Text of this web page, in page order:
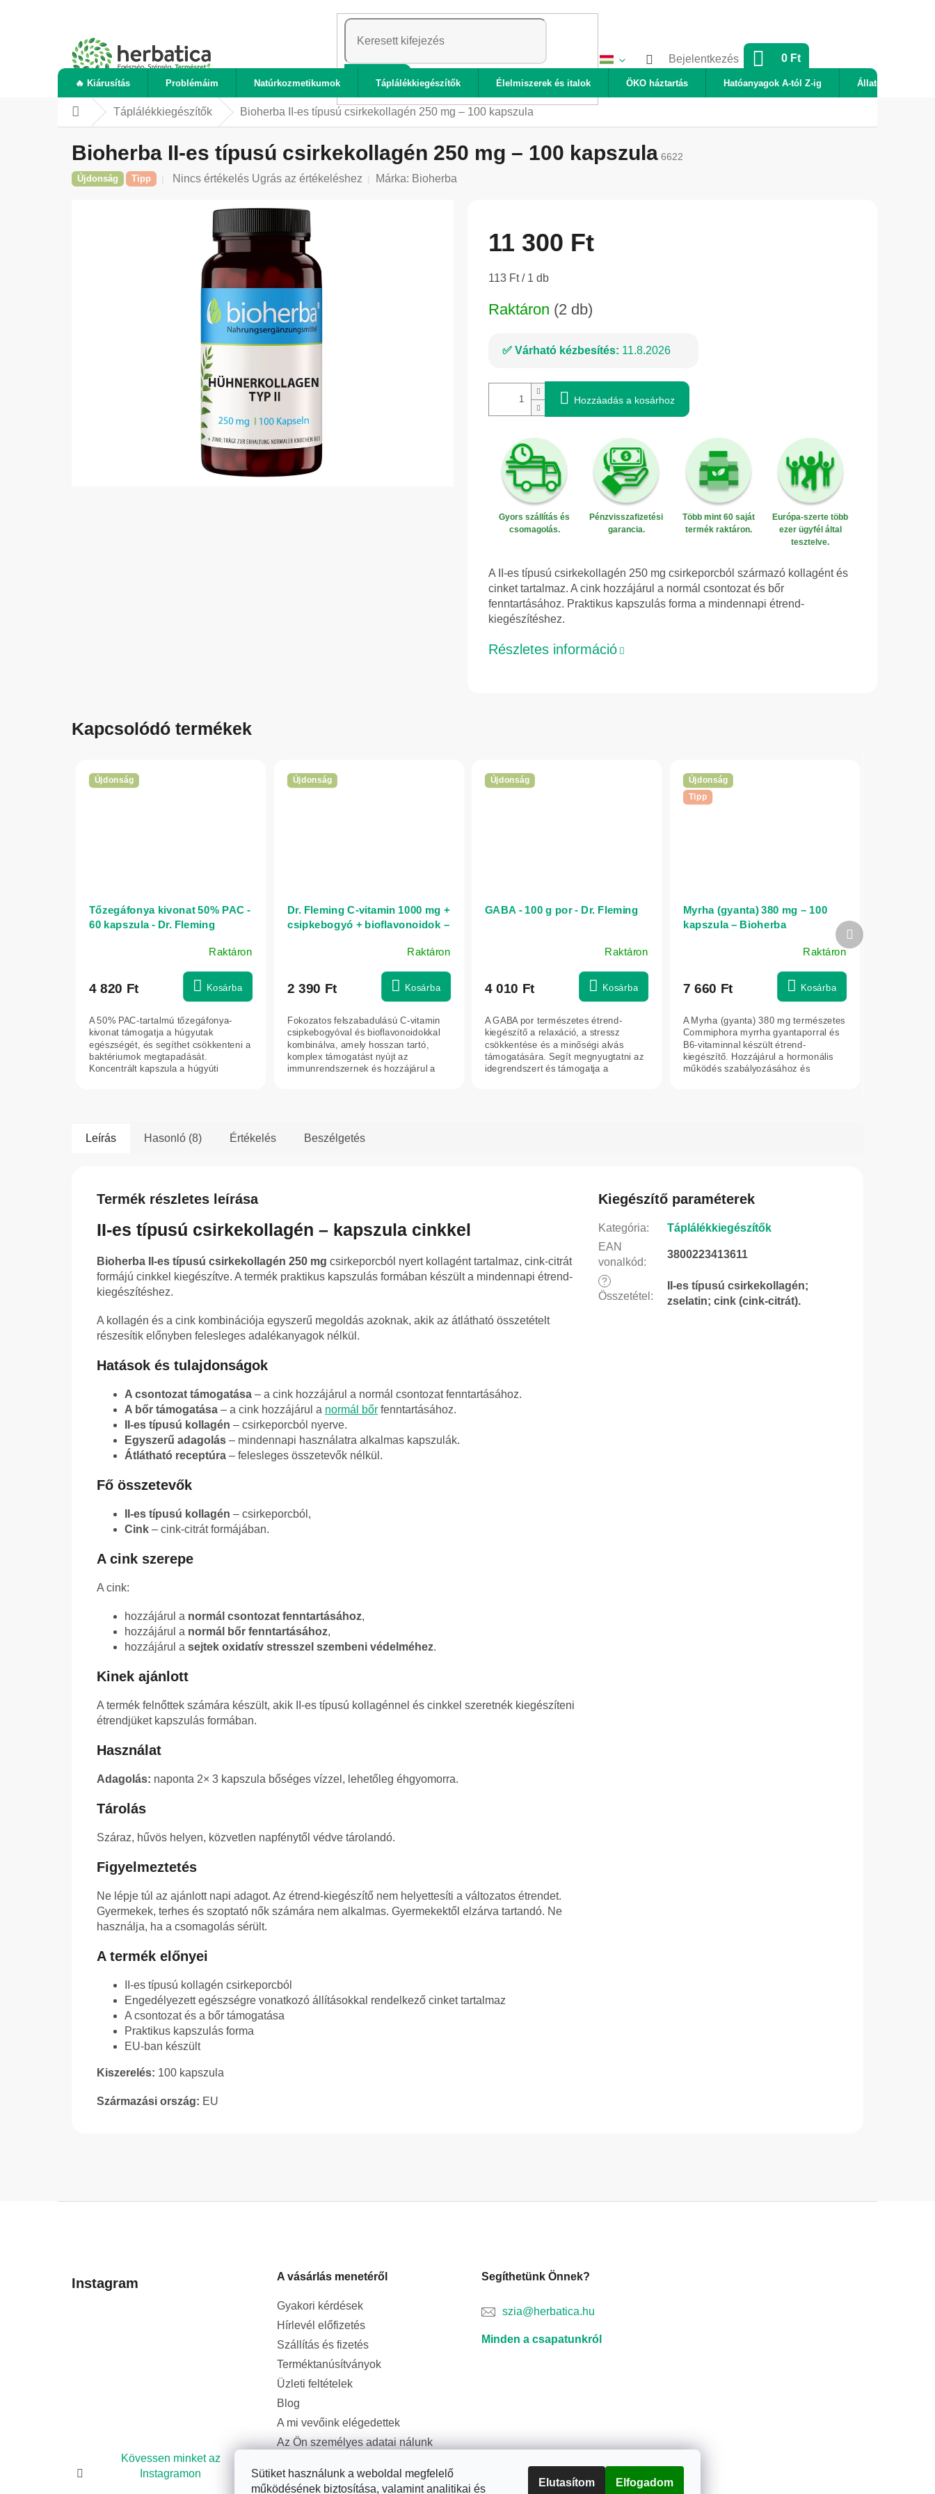
Sütiket használunk a weboldal megfelelő
működésének biztosítása, valamint analitikai és
Elutasítom Elfogadom
KERESÉS
Bejelentkezés KOSÁR
0 Ft
🔥 Kiárusítás Problémáim Natúrkozmetikumok Táplálékkiegészítők Élelmiszerek és italok ÖKO háztartás Hatóanyagok A-tól Z-ig Állatok
KezdőlapTáplálékkiegészítők Bioherba II-es típusú csirkekollagén 250 mg – 100 kapszula
Bioherba II-es típusú csirkekollagén 250 mg – 100 kapszula 6622
Újdonság Tipp
A
csillag.
Nincs értékelés Ugrás az értékeléshez Márka: Bioherba
11 300 Ft
Egységár:
113 Ft / 1 db
Raktáron (2 db)
Várható kézbesítés: 11.8.2026
Hozzáadás a kosárhoz
Gyors szállítás és
csomagolás.
Pénzvisszafizetési
garancia.
Több mint 60 saját
termék raktáron.
Európa-szerte több
ezer ügyfél által
tesztelve.
A II-es típusú csirkekollagén 250 mg csirkeporcból származó kollagént és
cinket tartalmaz. A cink hozzájárul a normál csontozat és bőr
fenntartásához. Praktikus kapszulás forma a mindennapi étrend-
kiegészítéshez.
Részletes információ
Kapcsolódó termékek
Újdonság
Tőzegáfonya kivonat 50% PAC -
60 kapszula - Dr. Fleming
Raktáron
4 820 Ft Kosárba
A 50% PAC-tartalmú tőzegáfonya-
kivonat támogatja a húgyutak
egészségét, és segíthet csökkenteni a
baktériumok megtapadását.
Koncentrált kapszula a húgyúti
Újdonság
Dr. Fleming C-vitamin 1000 mg +
csipkebogyó + bioflavonoidok –
Raktáron
2 390 Ft Kosárba
Fokozatos felszabadulású C-vitamin
csipkebogyóval és bioflavonoidokkal
kombinálva, amely hosszan tartó,
komplex támogatást nyújt az
immunrendszernek és hozzájárul a
Újdonság
GABA - 100 g por - Dr. Fleming
Raktáron
4 010 Ft Kosárba
A GABA por természetes étrend-
kiegészítő a relaxáció, a stressz
csökkentése és a minőségi alvás
támogatására. Segít megnyugtatni az
idegrendszert és támogatja a
Újdonság
Tipp
Myrha (gyanta) 380 mg – 100
kapszula – Bioherba
Raktáron
7 660 Ft Kosárba
A Myrha (gyanta) 380 mg természetes
Commiphora myrrha gyantaporral és
B6-vitaminnal készült étrend-
kiegészítő. Hozzájárul a hormonális
működés szabályozásához és
Következő
termék
Leírás Hasonló (8) Értékelés Beszélgetés
Termék részletes leírása
II-es típusú csirkekollagén – kapszula cinkkel
Bioherba II-es típusú csirkekollagén 250 mg csirkeporcból nyert kollagént tartalmaz, cink-citrát
formájú cinkkel kiegészítve. A termék praktikus kapszulás formában készült a mindennapi étrend-
kiegészítéshez.
A kollagén és a cink kombinációja egyszerű megoldás azoknak, akik az átlátható összetételt
részesítik előnyben felesleges adalékanyagok nélkül.
Hatások és tulajdonságok
A csontozat támogatása – a cink hozzájárul a normál csontozat fenntartásához.
A bőr támogatása – a cink hozzájárul a normál bőr fenntartásához.
II-es típusú kollagén – csirkeporcból nyerve.
Egyszerű adagolás – mindennapi használatra alkalmas kapszulák.
Átlátható receptúra – felesleges összetevők nélkül.
Fő összetevők
II-es típusú kollagén – csirkeporcból,
Cink – cink-citrát formájában.
A cink szerepe
A cink:
hozzájárul a normál csontozat fenntartásához,
hozzájárul a normál bőr fenntartásához,
hozzájárul a sejtek oxidatív stresszel szembeni védelméhez.
Kinek ajánlott
A termék felnőttek számára készült, akik II-es típusú kollagénnel és cinkkel szeretnék kiegészíteni
étrendjüket kapszulás formában.
Használat
Adagolás: naponta 2× 3 kapszula bőséges vízzel, lehetőleg éhgyomorra.
Tárolás
Száraz, hűvös helyen, közvetlen napfénytől védve tárolandó.
Figyelmeztetés
Ne lépje túl az ajánlott napi adagot. Az étrend-kiegészítő nem helyettesíti a változatos étrendet.
Gyermekek, terhes és szoptató nők számára nem alkalmas. Gyermekektől elzárva tartandó. Ne
használja, ha a csomagolás sérült.
A termék előnyei
II-es típusú kollagén csirkeporcból
Engedélyezett egészségre vonatkozó állításokkal rendelkező cinket tartalmaz
A csontozat és a bőr támogatása
Praktikus kapszulás forma
EU-ban készült
Kiszerelés: 100 kapszula
Származási ország: EU
Kiegészítő paraméterek
Kategória:
Táplálékkiegészítők
EAN
vonalkód:
3800223413611
?
Összetétel :
II-es típusú csirkekollagén;
zselatin; cink (cink-citrát).
Instagram
Kövessen minket az
Instagramon
A vásárlás menetéről
Gyakori kérdések
Hírlevél előfizetés
Szállítás és fizetés
Terméktanúsítványok
Üzleti feltételek
Blog
A mi vevőink elégedettek
Az Ön személyes adatai nálunk
Segíthetünk Önnek?
szia@herbatica.hu
Minden a csapatunkról